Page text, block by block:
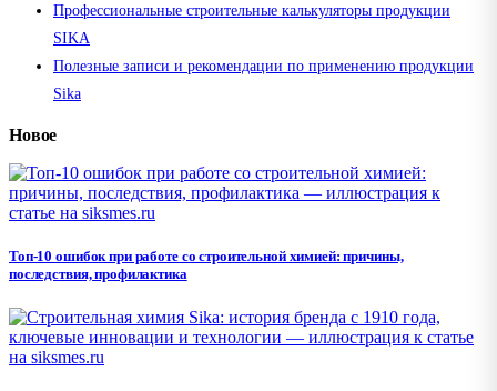
Профессиональные строительные калькуляторы продукции
SIKA
Полезные записи и рекомендации по применению продукции
Sika
Новое
Топ-10 ошибок при работе со строительной химией: причины,
последствия, профилактика